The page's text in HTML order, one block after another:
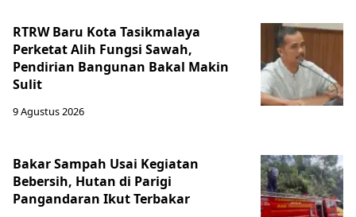
RTRW Baru Kota Tasikmalaya
Perketat Alih Fungsi Sawah,
Pendirian Bangunan Bakal Makin
Sulit
9 Agustus 2026
Bakar Sampah Usai Kegiatan
Bebersih, Hutan di Parigi
Pangandaran Ikut Terbakar